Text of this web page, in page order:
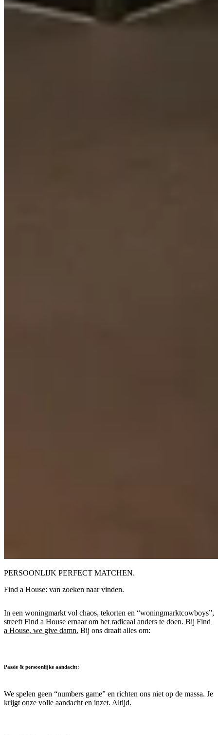
PERSOONLIJK PERFECT MATCHEN.
Find a House: van zoeken naar vinden.
In een woningmarkt vol chaos, tekorten en “woningmarktcowboys”,
streeft Find a House ernaar om het radicaal anders te doen. Bij Find
a House, we give damn. Bij ons draait alles om:
Passie & persoonlijke aandacht:
We spelen geen “numbers game” en richten ons niet op de massa. Je
krijgt onze volle aandacht en inzet. Altijd.